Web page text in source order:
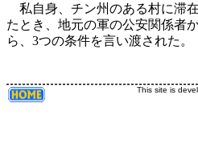
私自身、チン州のある村に滞
たとき、地元の軍の公安関係者
ら、3つの条件を言い渡された。
This site is